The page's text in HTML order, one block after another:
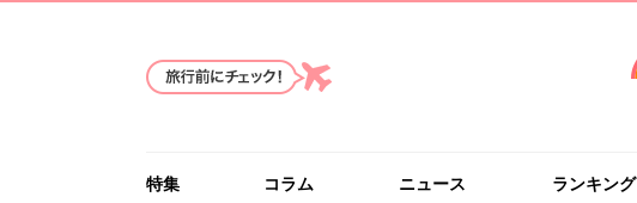
特集 コラム ニュース ランキング